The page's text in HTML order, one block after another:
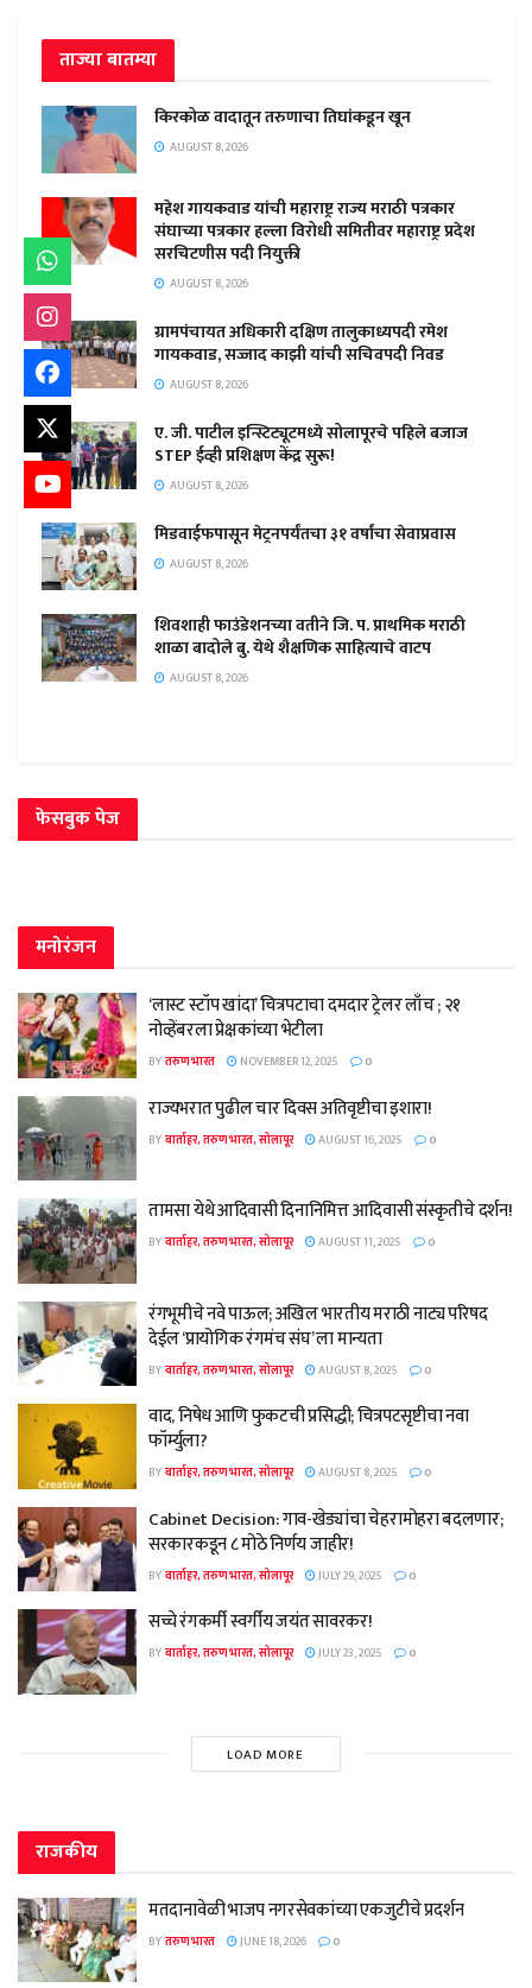
ताज्या बातम्या
किरकोळ वादातून तरुणाचा तिघांकडून खून
AUGUST 8, 2026
महेश गायकवाड यांची महाराष्ट्र राज्य मराठी पत्रकार
संघाच्या पत्रकार हल्ला विरोधी समितीवर महाराष्ट्र प्रदेश
सरचिटणीस पदी नियुक्ती
AUGUST 8, 2026
ग्रामपंचायत अधिकारी दक्षिण तालुकाध्यपदी रमेश
गायकवाड, सज्जाद काझी यांची सचिवपदी निवड
AUGUST 8, 2026
ए. जी. पाटील इन्स्टिट्यूटमध्ये सोलापूरचे पहिले बजाज
STEP ईव्ही प्रशिक्षण केंद्र सुरू!
AUGUST 8, 2026
मिडवाईफपासून मेट्रनपर्यंतचा ३१ वर्षांचा सेवाप्रवास
AUGUST 8, 2026
शिवशाही फाउंडेशनच्या वतीने जि. प. प्राथमिक मराठी
शाळा बादोले बु. येथे शैक्षणिक साहित्याचे वाटप
AUGUST 8, 2026
फेसबुक पेज
मनोरंजन
‘लास्ट स्टॉप खांदा’ चित्रपटाचा दमदार ट्रेलर लाँच ; २१
नोव्हेंबरला प्रेक्षकांच्या भेटीला
BYतरुण भारत NOVEMBER 12, 2025 0
राज्यभरात पुढील चार दिवस अतिवृष्टीचा इशारा!
BYवार्ताहर, तरुण भारत, सोलापूर AUGUST 16, 2025 0
तामसा येथे आदिवासी दिनानिमित्त आदिवासी संस्कृतीचे दर्शन!
BYवार्ताहर, तरुण भारत, सोलापूर AUGUST 11, 2025 0
रंगभूमीचे नवे पाऊल; अखिल भारतीय मराठी नाट्य परिषद
देईल ‘प्रायोगिक रंगमंच संघ’ ला मान्यता
BYवार्ताहर, तरुण भारत, सोलापूर AUGUST 8, 2025 0
वाद, निषेध आणि फुकटची प्रसिद्धी; चित्रपटसृष्टीचा नवा
फॉर्म्युला?
BYवार्ताहर, तरुण भारत, सोलापूर AUGUST 8, 2025 0
Cabinet Decision: गाव-खेड्यांचा चेहरामोहरा बदलणार;
सरकारकडून ८ मोठे निर्णय जाहीर!
BYवार्ताहर, तरुण भारत, सोलापूर JULY 29, 2025 0
सच्चे रंगकर्मी स्वर्गीय जयंत सावरकर!
BYवार्ताहर, तरुण भारत, सोलापूर JULY 23, 2025 0
LOAD MORE
राजकीय
मतदानावेळी भाजप नगरसेवकांच्या एकजुटीचे प्रदर्शन
BYतरुण भारत JUNE 18, 2026 0